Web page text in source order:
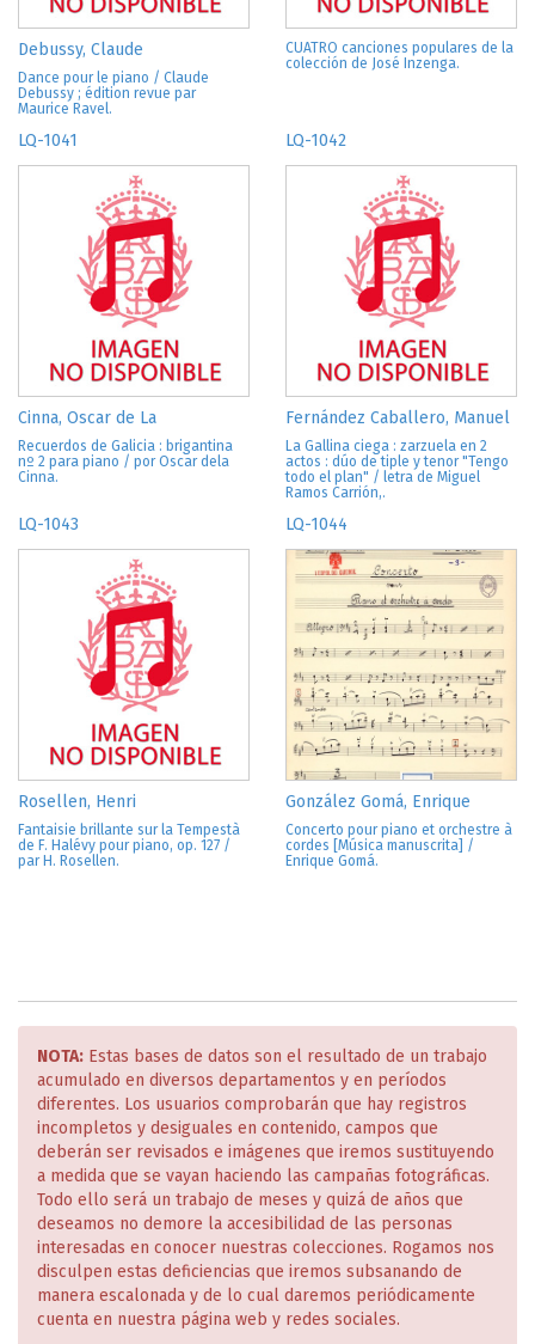
Debussy, Claude
Dance pour le piano / Claude
Debussy ; édition revue par
Maurice Ravel.
CUATRO canciones populares de la
colección de José Inzenga.
LQ-1041
Cinna, Oscar de La
Recuerdos de Galicia : brigantina
nº 2 para piano / por Oscar dela
Cinna.
LQ-1042
Fernández Caballero, Manuel
La Gallina ciega : zarzuela en 2
actos : dúo de tiple y tenor "Tengo
todo el plan" / letra de Miguel
Ramos Carrión,.
LQ-1043
Rosellen, Henri
Fantaisie brillante sur la Tempestà
de F. Halévy pour piano, op. 127 /
par H. Rosellen.
LQ-1044
González Gomá, Enrique
Concerto pour piano et orchestre à
cordes [Música manuscrita] /
Enrique Gomá.
NOTA: Estas bases de datos son el resultado de un trabajo
acumulado en diversos departamentos y en períodos
diferentes. Los usuarios comprobarán que hay registros
incompletos y desiguales en contenido, campos que
deberán ser revisados e imágenes que iremos sustituyendo
a medida que se vayan haciendo las campañas fotográficas.
Todo ello será un trabajo de meses y quizá de años que
deseamos no demore la accesibilidad de las personas
interesadas en conocer nuestras colecciones. Rogamos nos
disculpen estas deficiencias que iremos subsanando de
manera escalonada y de lo cual daremos periódicamente
cuenta en nuestra página web y redes sociales.